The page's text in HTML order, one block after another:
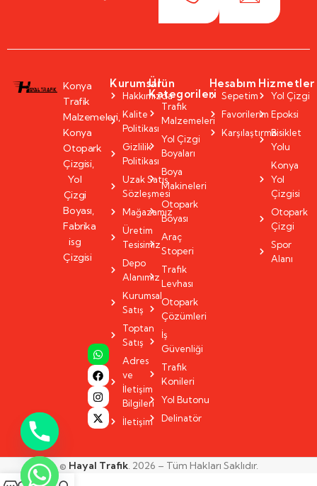
Konya
Trafik
Malzemeleri,
Konya
Otopark
Çizgisi,
Yol
Çizgi
Boyası,
Fabrika
isg
Çizgisi
Kurumsal
Hakkımızda
Kalite
Politikası
Gizlilik
Politikası
Uzak Satış
Sözleşmesi
Mağazamız
Üretim
Tesisimiz
Depo
Alanımız
Kurumsal
Satış
Toptan
Satış
Adres
ve
İletişim
Bilgileri
İletişim
Ürün
Kategorileri
Trafik
Malzemeleri
Yol Çizgi
Boyaları
Boya
Makineleri
Otopark
Boyası
Araç
Stoperi
Trafik
Levhası
Otopark
Çözümleri
İş
Güvenliği
Trafik
Konileri
Yol Butonu
Delinatör
Hesabım
Sepetim
Favorilerim
Karşılaştırma
Hizmetler
Yol Çizgi
Epoksi
Bisiklet
Yolu
Konya
Yol
Çizgisi
Otopark
Çizgi
Spor
Alanı
© Hayal Trafik. 2026 – Tüm Hakları Saklıdır.
0